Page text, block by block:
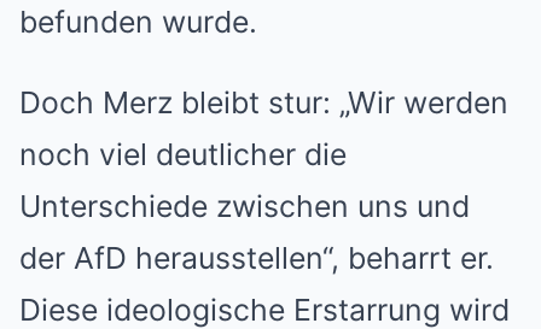
befunden wurde.
Doch Merz bleibt stur: „Wir werden
noch viel deutlicher die
Unterschiede zwischen uns und
der AfD herausstellen“, beharrt er.
Diese ideologische Erstarrung wird